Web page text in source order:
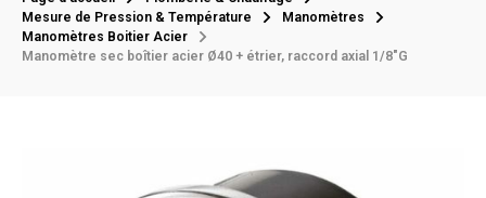
Mesure de Pression & Température
Manomètres
Manomètres Boitier Acier
Manomètre sec boîtier acier Ø40 + étrier, raccord axial 1/8"G